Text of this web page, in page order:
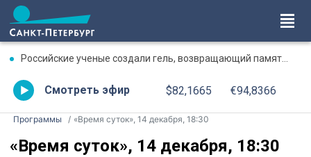
Российские ученые создали гель, возвращающий память после травмы
Смотреть эфир $82,1665 €94,8366
Программы «Время суток», 14 декабря, 18:30
«Время суток», 14 декабря, 18:30